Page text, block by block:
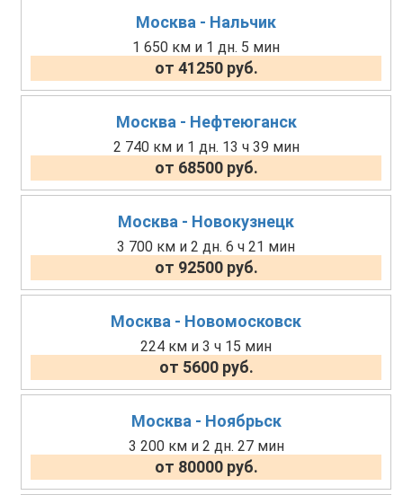
Москва - Нальчик
1 650 км и 1 дн. 5 мин
от 41250 руб.
Москва - Нефтеюганск
2 740 км и 1 дн. 13 ч 39 мин
от 68500 руб.
Москва - Новокузнецк
3 700 км и 2 дн. 6 ч 21 мин
от 92500 руб.
Москва - Новомосковск
224 км и 3 ч 15 мин
от 5600 руб.
Москва - Ноябрьск
3 200 км и 2 дн. 27 мин
от 80000 руб.